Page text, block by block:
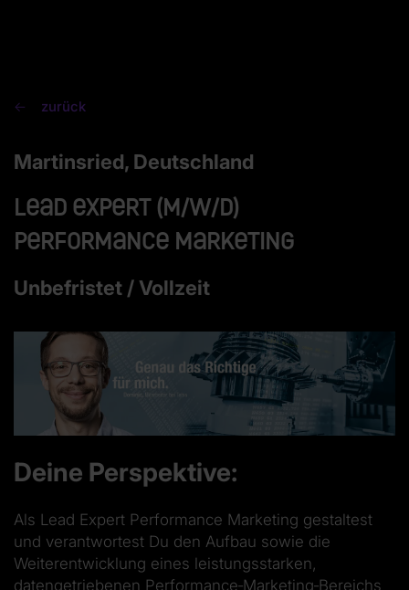
zurück
Martinsried, Deutschland
Lead Expert (m/w/d)
Performance Marketing
Unbefristet / Vollzeit
Deine Perspektive:
Als Lead Expert Performance Marketing gestaltest
und verantwortest Du den Aufbau sowie die
Weiterentwicklung eines leistungsstarken,
datengetriebenen Performance‑Marketing‑Bereichs